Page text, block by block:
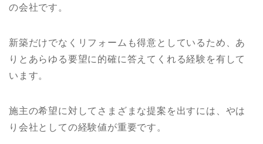
の会社です。
新築だけでなくリフォームも得意としているため、あ
りとあらゆる要望に的確に答えてくれる経験を有して
います。
施主の希望に対してさまざまな提案を出すには、やは
り会社としての経験値が重要です。